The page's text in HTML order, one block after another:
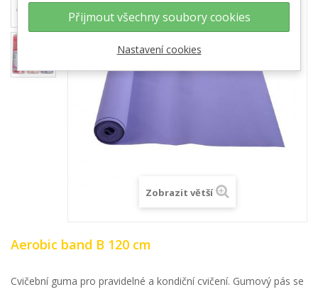
Zobrazit větší
Aerobic band B 120 cm
Cvičební guma pro pravidelné a kondiční cvičení. Gumový pás se
Přijmout všechny soubory cookies
Nastavení cookies